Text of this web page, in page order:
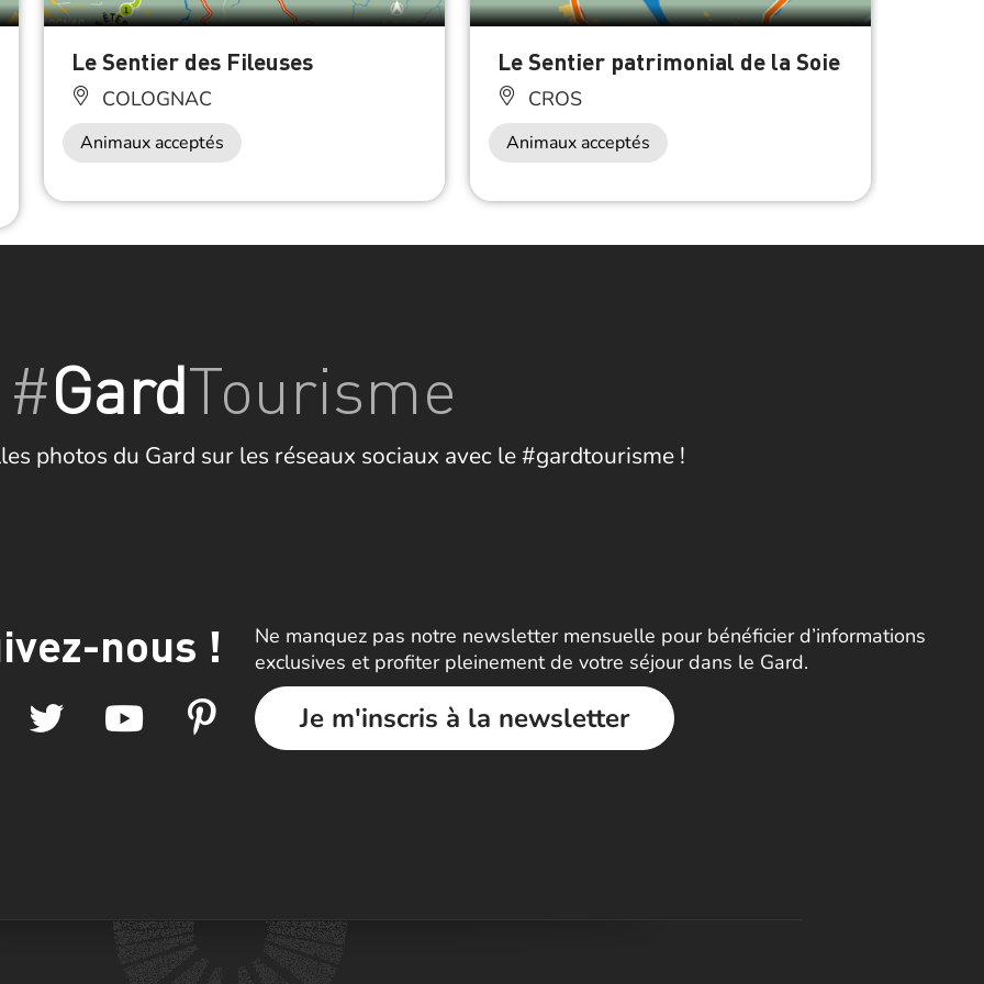
Le Sentier des Fileuses
COLOGNAC
Animaux acceptés
Le Sentier patrimonial de la Soie
CROS
Animaux acceptés
#GardTourisme
photos du Gard sur les réseaux sociaux avec le #gardtourisme !
nous !
Ne manquez pas notre newsletter mensuelle pour bénéficier d’informations
exclusives et profiter pleinement de votre séjour dans le Gard.
Je m'inscris à la newsletter